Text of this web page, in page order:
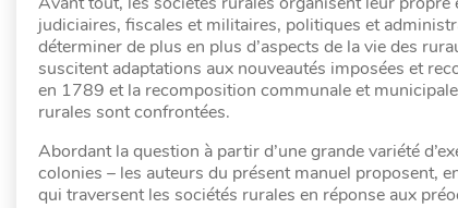
judiciaires, fiscales et militaires, politiques et
déterminer de plus en plus d’aspects de la vie des
suscitent adaptations aux nouveautés imposées et
en 1789 et la recomposition communale et
rurales sont confrontées.
Abordant la question à partir d’une grande variété
colonies – les auteurs du présent manuel proposent,
qui traversent les sociétés rurales en réponse aux